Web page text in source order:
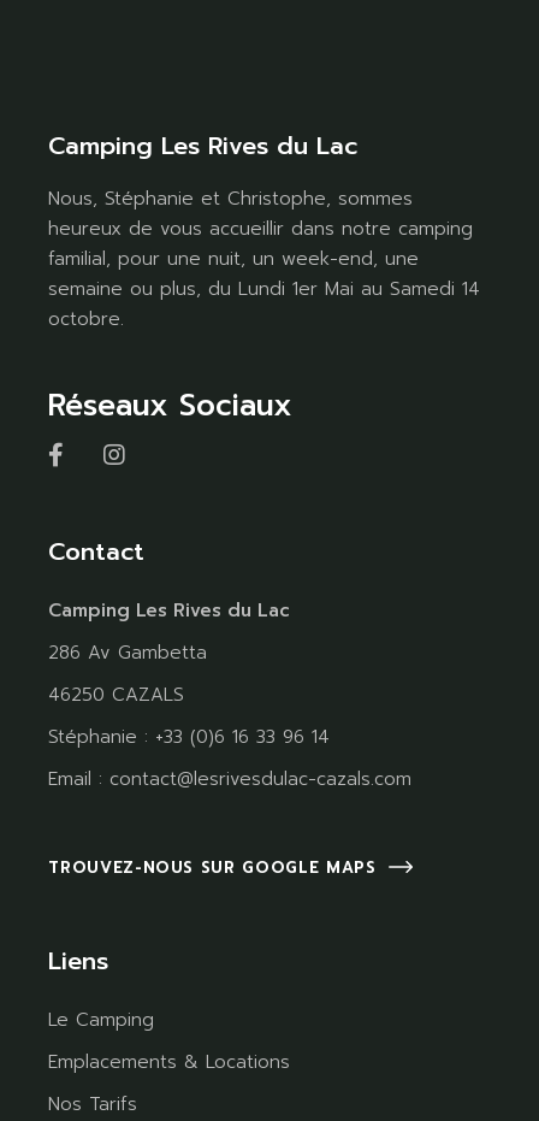
Camping Les Rives du Lac
Nous, Stéphanie et Christophe, sommes
heureux de vous accueillir dans notre camping
familial, pour une nuit, un week-end, une
semaine ou plus, du Lundi 1er Mai au Samedi 14
octobre.
Réseaux Sociaux
Contact
Camping Les Rives du Lac
286 Av Gambetta
46250 CAZALS
Stéphanie : +33 (0)6 16 33 96 14
Email : contact@lesrivesdulac-cazals.com
TROUVEZ-NOUS SUR GOOGLE MAPS
Liens
Le Camping
Emplacements & Locations
Nos Tarifs